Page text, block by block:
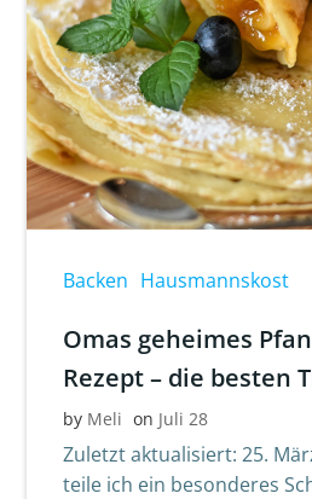
Backen Hausmannskost
Omas geheimes
Rezept – die besten
by Meli on Juli 28
Zuletzt aktualisiert: 25.
teile ich ein besonderes